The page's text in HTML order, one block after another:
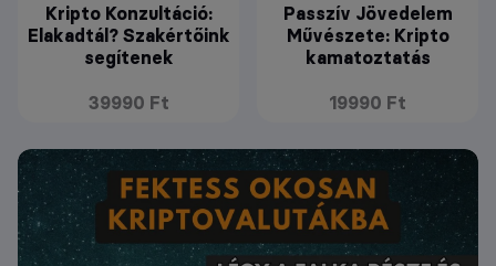
Kripto Konzultáció:
Elakadtál? Szakértőink
segítenek
39990 Ft
Passzív Jövedelem
Művészete: Kripto
kamatoztatás
19990 Ft